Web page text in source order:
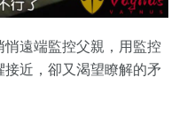
遠端監控父親，用監控
近，卻又渴望瞭解的矛